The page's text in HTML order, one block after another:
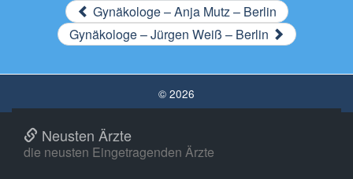
Gynäkologe – Anja Mutz – Berlin
Gynäkologe – Jürgen Weiß – Berlin
© 2026
Neusten Ärzte
die neusten Eingetragenden Ärzte